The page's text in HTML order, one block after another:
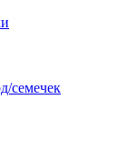
семечек